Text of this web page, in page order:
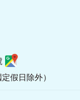
假日除外）